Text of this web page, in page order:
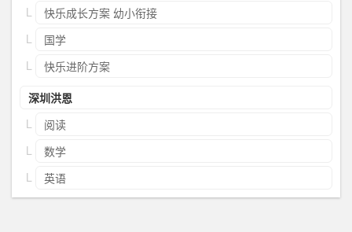
快乐成长方案 幼小衔接
国学
快乐进阶方案
深圳洪恩
阅读
数学
英语